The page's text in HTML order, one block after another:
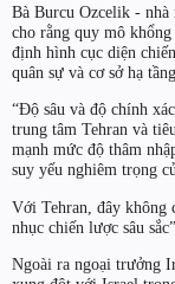
Bà Burcu Ozcelik -
cho rằng quy mô khổng
định hình cục diện
quân sự và cơ sở hạ
“Độ sâu và độ chính
trung tâm Tehran và
mạnh mức độ thâm
suy yếu nghiêm trọng
Với Tehran, đây không
nhục chiến lược sâu
Ngoài ra ngoại trưởng